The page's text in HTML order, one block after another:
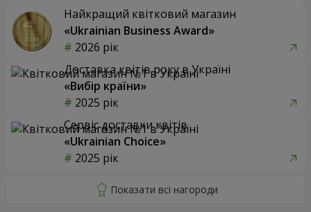
Найкращий квітковий магазин
«Ukrainian Business Award»
2026 рік
Доставка квітів року в Україні
«Вибір країни»
2025 рік
Сервіс доставки квітів
«Ukrainian Choice»
2025 рік